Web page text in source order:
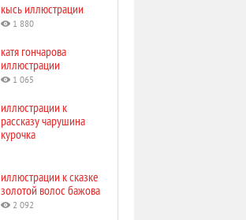
кысь иллюстрации
1 880
катя гончарова
иллюстрации
1 065
иллюстрации к
рассказу чарушина
курочка
иллюстрации к сказке
золотой волос бажова
2 092